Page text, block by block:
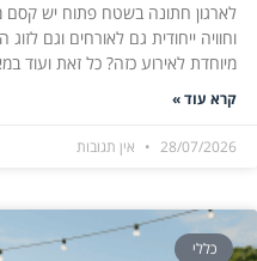
לארגון חתונה בשטח פתוח יש קסם
וחוויה ייחודית גם לאורחים וגם
מיוחדת לאירוע כזה? כל זאת ועוד
קרא עוד »
28/07/2026 אין תגובות
כללי